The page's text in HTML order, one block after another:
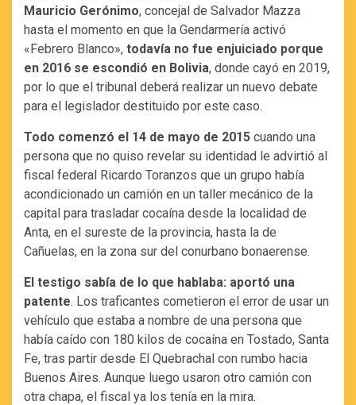
Mauricio Gerónimo, concejal de Salvador Mazza
hasta el momento en que la Gendarmería activó
«Febrero Blanco», todavía no fue enjuiciado porque
en 2016 se escondió en Bolivia, donde cayó en 2019,
por lo que el tribunal deberá realizar un nuevo debate
para el legislador destituido por este caso.
Todo comenzó el 14 de mayo de 2015 cuando una
persona que no quiso revelar su identidad le advirtió al
fiscal federal Ricardo Toranzos que un grupo había
acondicionado un camión en un taller mecánico de la
capital para trasladar cocaína desde la localidad de
Anta, en el sureste de la provincia, hasta la de
Cañuelas, en la zona sur del conurbano bonaerense.
El testigo sabía de lo que hablaba: aportó una
patente. Los traficantes cometieron el error de usar un
vehículo que estaba a nombre de una persona que
había caído con 180 kilos de cocaína en Tostado, Santa
Fe, tras partir desde El Quebrachal con rumbo hacia
Buenos Aires. Aunque luego usaron otro camión con
otra chapa, el fiscal ya los tenía en la mira.